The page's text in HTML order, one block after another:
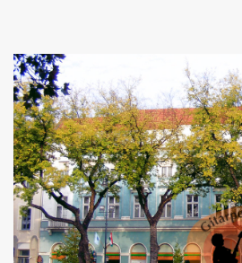
Improvizáció